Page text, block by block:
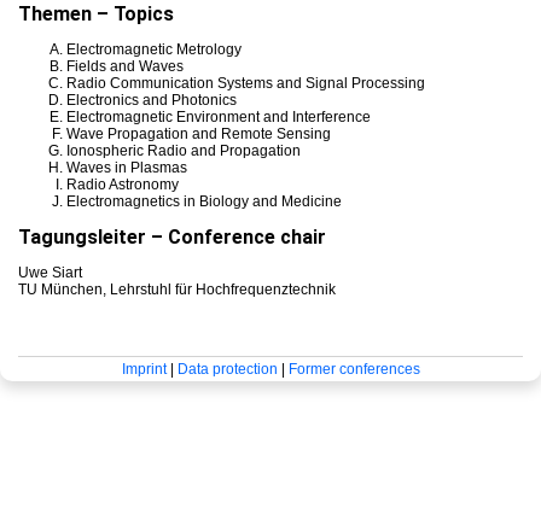
Themen – Topics
Electromagnetic Metrology
Fields and Waves
Radio Communication Systems and Signal Processing
Electronics and Photonics
Electromagnetic Environment and Interference
Wave Propagation and Remote Sensing
Ionospheric Radio and Propagation
Waves in Plasmas
Radio Astronomy
Electromagnetics in Biology and Medicine
Tagungsleiter – Conference chair
Uwe Siart
TU München, Lehrstuhl für Hochfrequenztechnik
Imprint| Data protection | Former conferences